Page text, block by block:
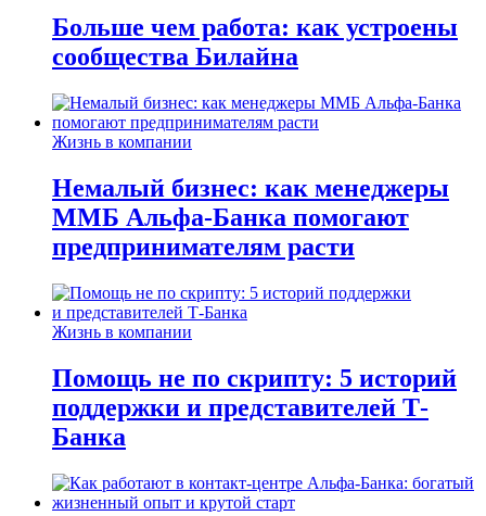
Больше чем работа: как устроены
сообщества Билайна
Жизнь в компании
Немалый бизнес: как менеджеры
ММБ Альфа-Банка помогают
предпринимателям расти
Жизнь в компании
Помощь не по скрипту: 5 историй
поддержки и представителей Т-
Банка